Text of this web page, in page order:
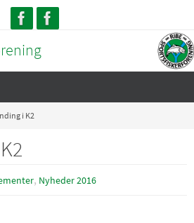
i K2
, Nyheder 2016